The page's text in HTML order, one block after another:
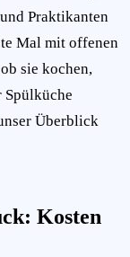
Praktikanten
Mal mit offenen
sie kochen,
Spülküche
Überblick
Kosten